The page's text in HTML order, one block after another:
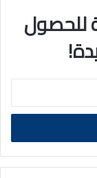
للحصول